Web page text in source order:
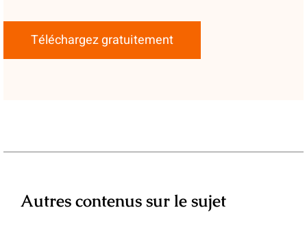
Téléchargez gratuitement
Autres contenus sur le sujet